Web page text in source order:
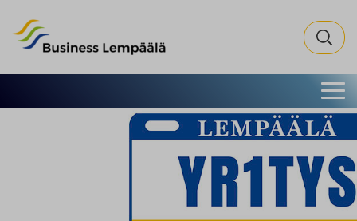
Business Lempäälä
Search